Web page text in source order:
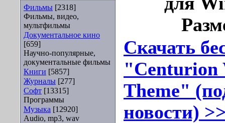
Фильмы [2318]
Фильмы, видео,
мультфильмы
Документальное кино
[659]
Научно-популярные,
документальные фильмы
Книги [5857]
Журналы [277]
Софт [13315]
Программы
Музыка [12920]
Audio, mp3, wav
Скачать
"Centurion
Theme"
новости)